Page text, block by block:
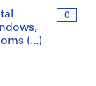
0
(...)